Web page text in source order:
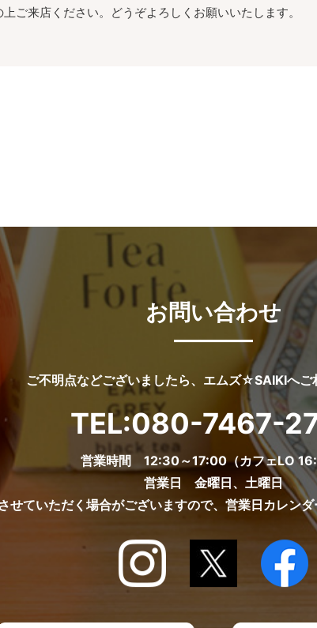
ご来店ください。どうぞよろしくお願いいたします。
お問い合わせ
ご不明点などございましたら、エムズ☆SAIKIへご
TEL:080-7467-
営業時間 12:30～17:00（カフェLO
営業日 金曜日、土曜日
せていただく場合がございますので、営業日カレンダ